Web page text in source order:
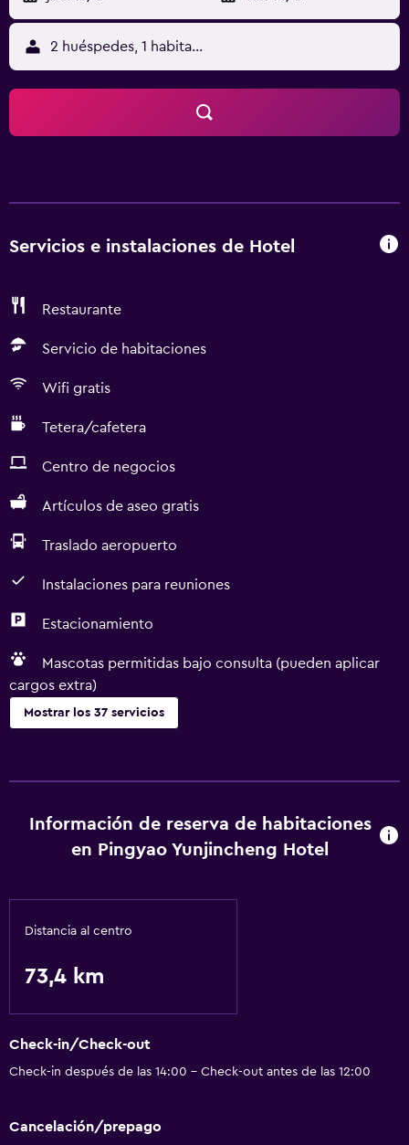
2 huéspedes, 1 habitación
Servicios e instalaciones de Hotel
Restaurante
Servicio de habitaciones
Wifi gratis
Tetera/cafetera
Centro de negocios
Artículos de aseo gratis
Traslado aeropuerto
Instalaciones para reuniones
Estacionamiento
Mascotas permitidas bajo consulta (pueden aplicar
cargos extra)
Mostrar los 37 servicios
Secador de pelo
Papel higiénico
Albornoz
Baño privado
Servicios y facilidades
Centro de negocios
Servicio de despertador
Caja fuerte
Servicio de habitaciones
Información de reserva de habitaciones
en Pingyao Yunjincheng Hotel
Distancia al centro
73,4 km
Check-in/Check-out
Check-in después de las 14:00 - Check-out antes de las 12:00
Cancelación/prepago